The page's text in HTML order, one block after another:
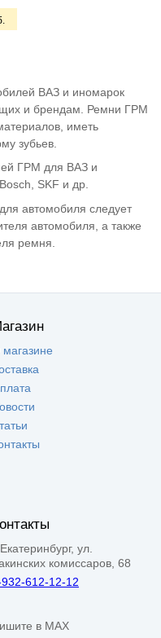
ВАЗ и иномарок
и брендам. Ремни ГРМ
иметь
зубьев.
ГРМ для ВАЗ и
SKF и др.
автомобиля следует
автомобиля, а также
ремня.
Екатеринбург, ул.
комиссаров, 68
612-12-12
в MAX